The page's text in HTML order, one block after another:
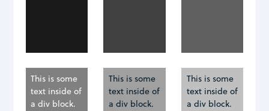
This is some
text inside of
a div block.
This is some
text inside of
a div block.
This is some
text inside of
a div block.